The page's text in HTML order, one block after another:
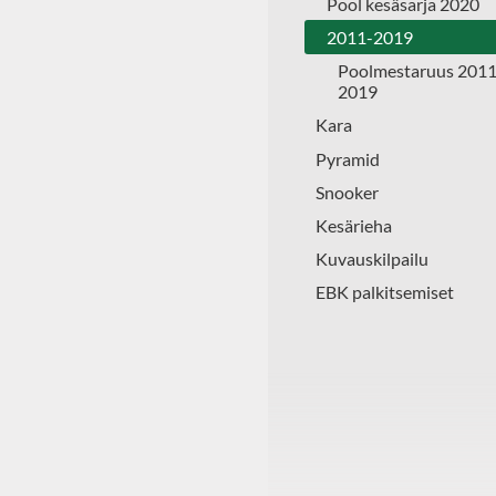
2011-2019
Poolmestaruus
2019
Kara
Pyramid
Snooker
Kesärieha
Kuvauskilpailu
EBK palkitsemiset